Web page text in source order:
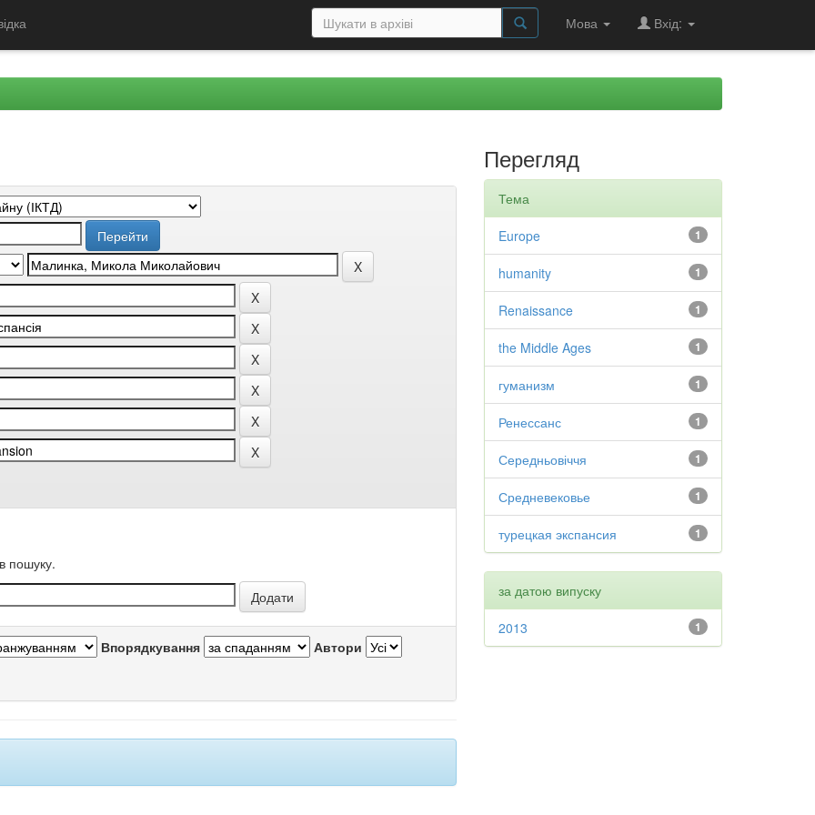
Мова Вхід:
пошуку.
Впорядкування Автори
Перегляд
Тема
1
Europe
1
humanity
1
Renaissance
1
the Middle Ages
1
гуманизм
1
Ренессанс
1
Середньовіччя
1
Средневековье
1
турецкая экспансия
за датою випуску
1
2013